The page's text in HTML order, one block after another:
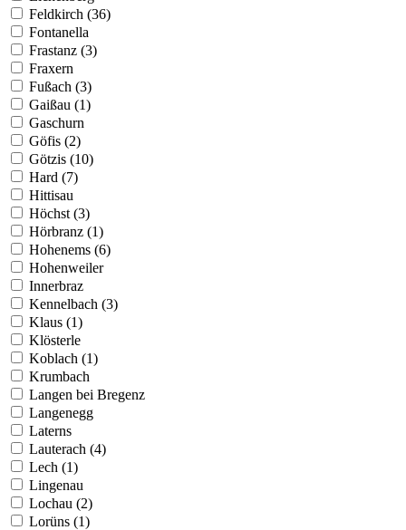
Feldkirch (36)
Fontanella
Frastanz (3)
Fraxern
Fußach (3)
Gaißau (1)
Gaschurn
Göfis (2)
Götzis (10)
Hard (7)
Hittisau
Höchst (3)
Hörbranz (1)
Hohenems (6)
Hohenweiler
Innerbraz
Kennelbach (3)
Klaus (1)
Klösterle
Koblach (1)
Krumbach
Langen bei Bregenz
Langenegg
Laterns
Lauterach (4)
Lech (1)
Lingenau
Lochau (2)
Lorüns (1)